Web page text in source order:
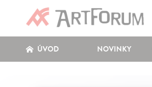
ÚVOD NOVINKY